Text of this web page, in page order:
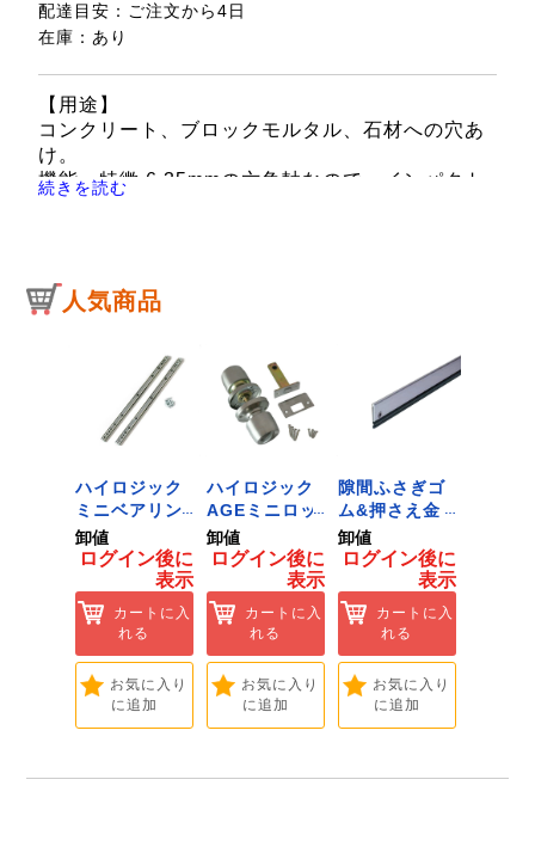
配達目安：ご注文から4日
在庫：あり
【用途】
コンクリート、ブロックモルタル、石材への穴あ
け。
機能・特徴 6.35mmの六角軸なので、インパクト
【仕様】
●サイズ：5.5mm。
●6.35mm六角軸。
●全長：150mm。
●有効長：90mm。
●適合機種：インパクトドライバー・回転ドリ
【注意事項】
ハンマードリルでは使用しないで下さい。<
続きを読む
人気商品
ハイロジック
ミニベアリン
グタイプ 310
ミリ 72958
Hardware]
卸値
ログイン後に
表示
カートに入
れる
お気に入り
に追加
ハイロジック
AGEミニロッ
ク 360W
[Tools &
Hardware]
卸値
ログイン後に
表示
カートに入
れる
お気に入り
に追加
隙間ふさぎゴ
ム&押さえ金
物 72909
卸値
ログイン後に
表示
カートに入
れる
お気に入り
に追加